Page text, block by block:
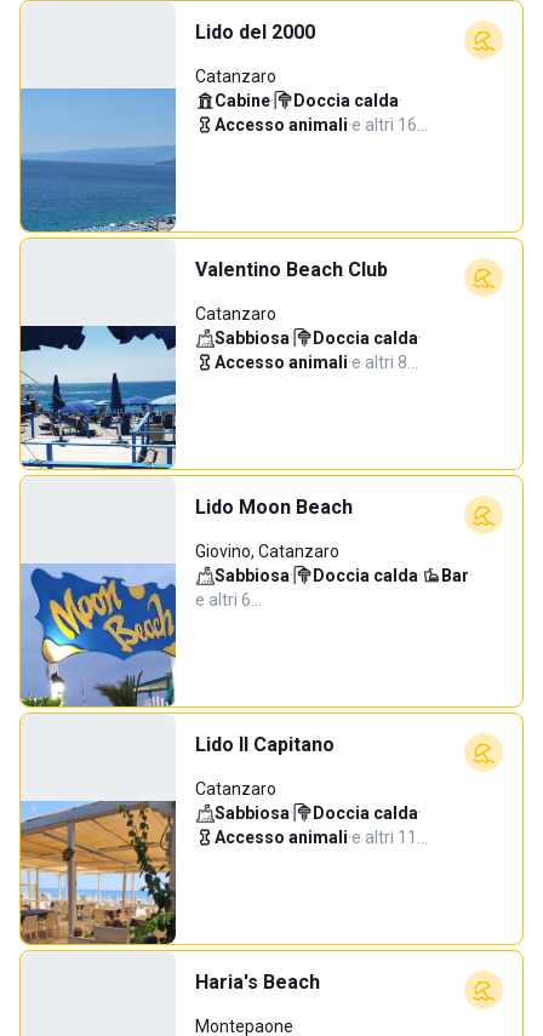
Lido del 2000
Catanzaro
Cabine· Doccia calda·
Accesso animali·e altri 16…
Valentino Beach Club
Catanzaro
Sabbiosa· Doccia calda·
Accesso animali·e altri 8…
Lido Moon Beach
Giovino, Catanzaro
Sabbiosa· Doccia calda· Bar·
e altri 6…
Lido Il Capitano
Catanzaro
Sabbiosa· Doccia calda·
Accesso animali·e altri 11…
Haria's Beach
Montepaone